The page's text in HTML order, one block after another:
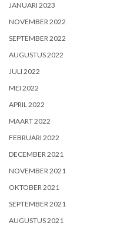
JANUARI 2023
NOVEMBER 2022
SEPTEMBER 2022
AUGUSTUS 2022
JULI 2022
MEI 2022
APRIL 2022
MAART 2022
FEBRUARI 2022
DECEMBER 2021
NOVEMBER 2021
OKTOBER 2021
SEPTEMBER 2021
AUGUSTUS 2021